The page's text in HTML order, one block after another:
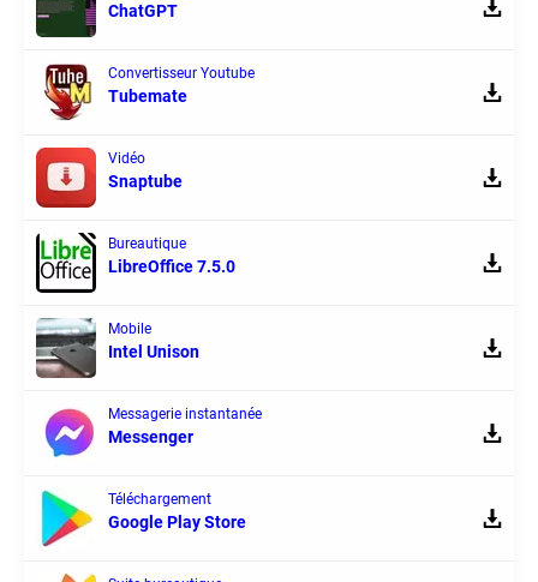
ChatGPT
Convertisseur Youtube
Tubemate
Vidéo
Snaptube
Bureautique
LibreOffice 7.5.0
Mobile
Intel Unison
Messagerie instantanée
Messenger
Téléchargement
Google Play Store